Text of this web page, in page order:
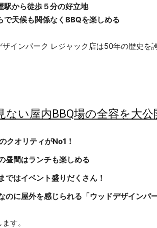
から徒歩５分の好立地
天候も関係なくBBQを楽しめる
ザインパーク レジャック店は50年の歴史を
ない屋内BBQ場の全容を大公
クオリティがNo1！
昼間はランチも楽しめる
ではイベント盛りだくさん！
のに屋外を感じられる「ウッドデザインパ
す。